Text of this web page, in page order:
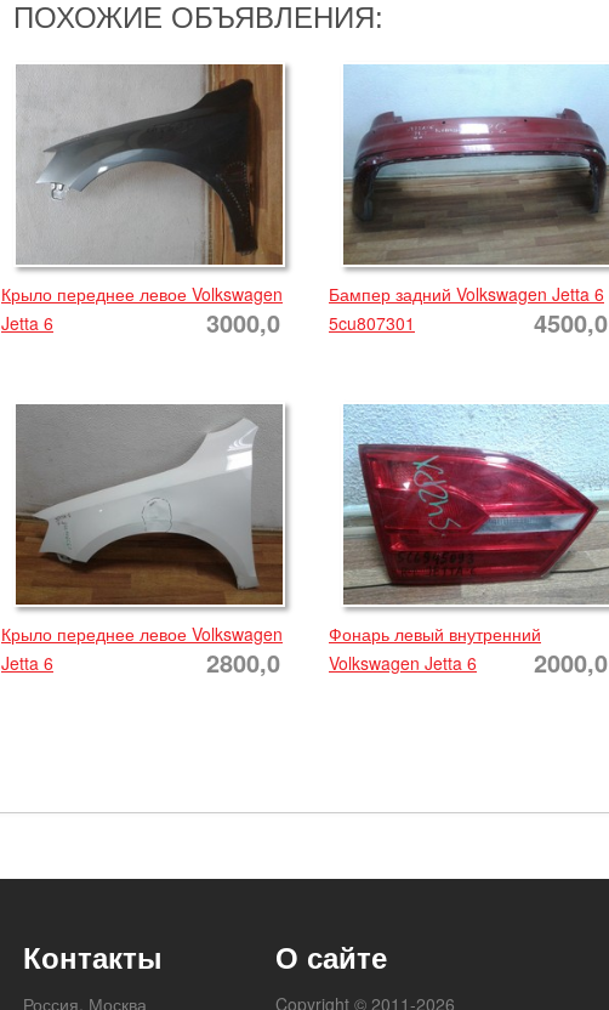
ПОХОЖИЕ ОБЪЯВЛЕНИЯ:
Крыло переднее левое Volkswagen
Jetta 6
3000,0
Бампер задний Volkswagen Jetta 6
5cu807301
4500,0
Крыло переднее левое Volkswagen
Jetta 6
2800,0
Фонарь левый внутренний
Volkswagen Jetta 6
2000,0
Контакты
Россия, Москва
О сайте
Copyright © 2011-2026